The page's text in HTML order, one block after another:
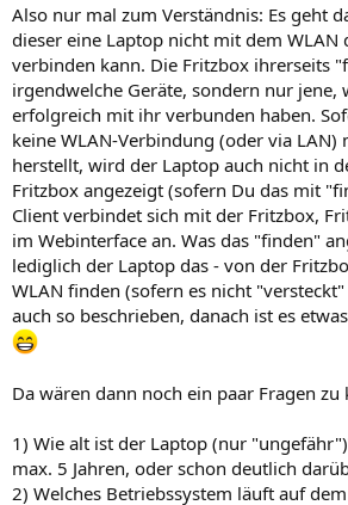
Also nur mal zum Verständnis: Es geht
dieser eine Laptop nicht mit dem WLAN
verbinden kann. Die Fritzbox ihrerseits
irgendwelche Geräte, sondern nur jene,
erfolgreich mit ihr verbunden haben.
keine WLAN-Verbindung (oder via LAN)
herstellt, wird der Laptop auch nicht in
Fritzbox angezeigt (sofern Du das mit
Client verbindet sich mit der Fritzbox,
im Webinterface an. Was das "finden"
lediglich der Laptop das - von der
WLAN finden (sofern es nicht
auch so beschrieben, danach ist es
Da wären dann noch ein paar Fragen zu
1) Wie alt ist der Laptop (nur
max. 5 Jahren, oder schon deutlich
2) Welches Betriebssystem läuft auf